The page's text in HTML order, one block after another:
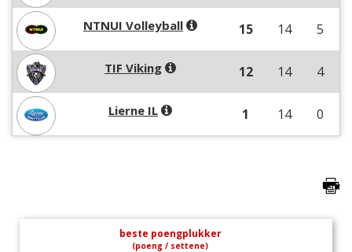
NTNUI Volleyball 15 14 5
TIF Viking 12 14 4
Lierne IL 1 14 0
beste poengplukker
(poeng / settene)